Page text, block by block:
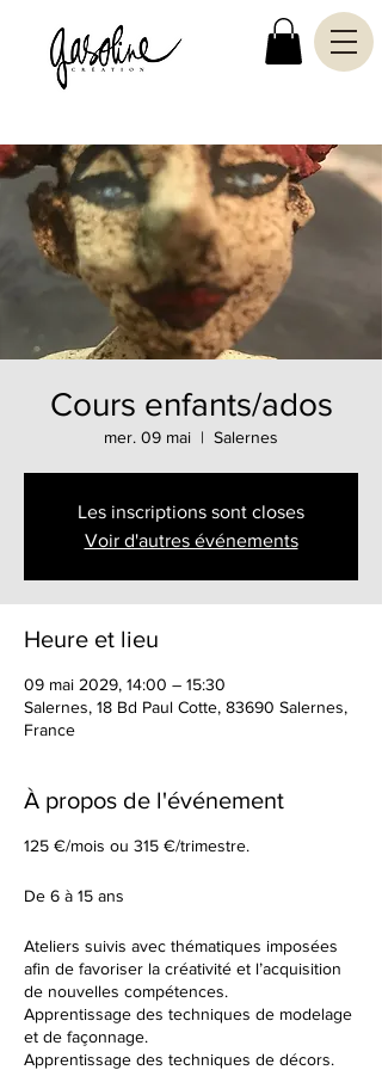
Cours enfants/ados
mer. 09 mai
  |
Salernes
Les inscriptions sont closes
Voir d'autres événements
Heure et lieu
09 mai 2029, 14:00 – 15:30
Salernes, 18 Bd Paul Cotte, 83690 Salernes,
France
À propos de l'événement
125 €/mois ou 315 €/trimestre.
De 6 à 15 ans
Ateliers suivis avec thématiques imposées
afin de favoriser la créativité et l’acquisition
de nouvelles compétences.
Apprentissage des techniques de modelage
et de façonnage.
Apprentissage des techniques de décors.